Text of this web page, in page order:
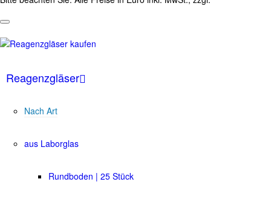
Reagenzgläser
Nach Art
aus Laborglas
Rundboden | 25 Stück